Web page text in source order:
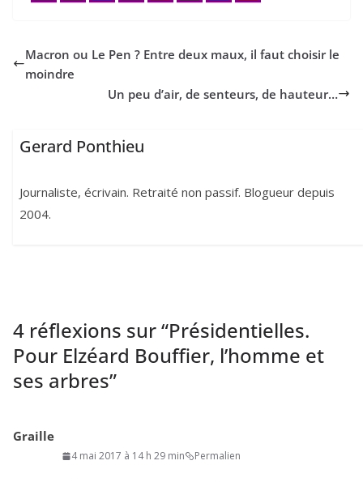
Macron ou Le Pen ? Entre deux maux, il faut choisir le
moindre
Un peu d’air, de senteurs, de hauteur…
Gerard Ponthieu
Journaliste, écrivain. Retraité non passif. Blogueur depuis
2004.
4 réflexions sur “Présidentielles.
Pour Elzéard Bouffier, l’homme et
ses arbres”
Graille
4 mai 2017 à 14 h 29 min Permalien